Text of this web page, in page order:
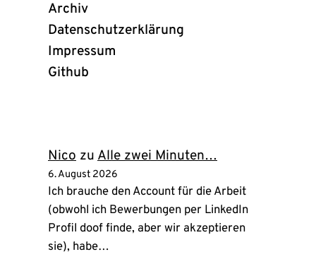
Archiv
Datenschutzerklärung
Impressum
Github
Nico zu Alle zwei Minuten…
6. August 2026
Ich brauche den Account für die Arbeit
(obwohl ich Bewerbungen per LinkedIn
Profil doof finde, aber wir akzeptieren
sie), habe…